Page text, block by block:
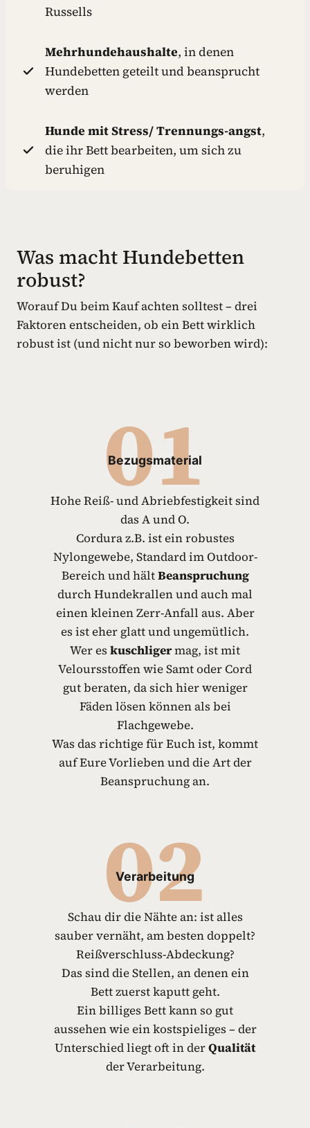
Russells
Mehrhundehaushalte, in denen
Hundebetten geteilt und beansprucht
werden
Hunde mit Stress/ Trennungs-angst,
die ihr Bett bearbeiten, um sich zu
beruhigen
Was macht Hundebetten
robust?
Worauf Du beim Kauf achten solltest – drei
Faktoren entscheiden, ob ein Bett wirklich
robust ist (und nicht nur so beworben wird):
01
Bezugsmaterial
Hohe Reiß- und Abriebfestigkeit sind
das A und O.
Cordura z.B. ist ein robustes
Nylongewebe, Standard im Outdoor-
Bereich und hältBeanspruchung
durch Hundekrallen und auch mal
einen kleinen Zerr-Anfall aus. Aber
es ist eher glatt und ungemütlich.
Wer es kuschligermag, ist mit
Veloursstoffen wie Samt oder Cord
gut beraten, da sich hier weniger
Fäden lösen können als bei
Flachgewebe.
Was das richtige für Euch ist, kommt
auf Eure Vorlieben und die Art der
Beanspruchung an.
02
Verarbeitung
Schau dir die Nähte an: ist alles
sauber vernäht, am besten doppelt?
Reißverschluss-Abdeckung?
Das sind die Stellen, an denen ein
Bett zuerst kaputt geht.
Ein billiges Bett kann so gut
aussehen wie ein kostspieliges – der
Unterschied liegt oft in derQualität
der Verarbeitung.